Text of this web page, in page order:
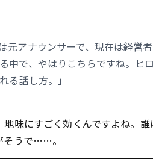
元アナウンサーで、現在は経
中で、やはりこちらですね。ヒ
る話し方。」
味にすごく効くんですよね。
そうで……。